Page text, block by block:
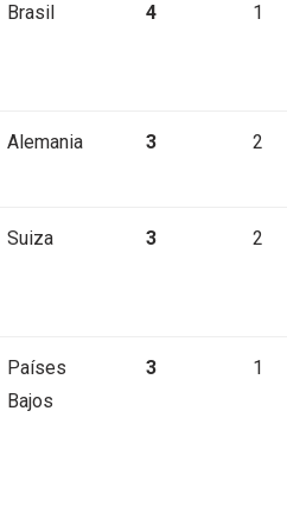
Brasil 4 1
Alemania 3 2
Suiza 3 2
Países
Bajos
3 1